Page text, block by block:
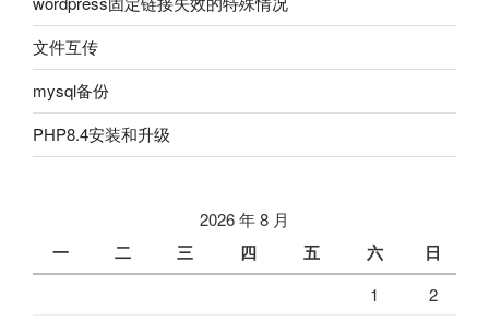
文件互传
mysql备份
PHP8.4安装和升级
2026 年 8 月
一 二 三 四 五 六 日
1
2